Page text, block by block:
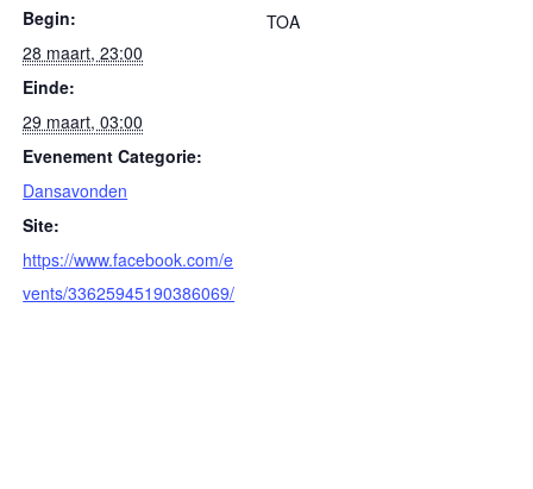
Begin:
28 maart, 23:00
Einde:
29 maart, 03:00
Evenement Categorie:
Dansavonden
Site:
https://www.facebook.com/e
vents/33625945190386069/
TOA